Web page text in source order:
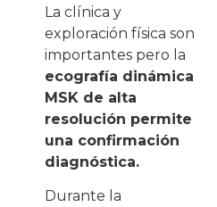
La clínica y
exploración física son
importantes pero la
ecografía dinámica
MSK de alta
resolución permite
una confirmación
diagnóstica.
Durante la